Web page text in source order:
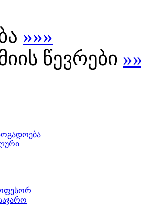
»»»
წევრები